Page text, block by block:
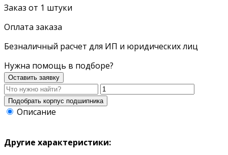
Заказ от 1 штуки
Оплата заказа
Безналичный расчет для ИП и юридических лиц
Нужна помощь в подборе?
Оставить заявку
Описание
Другие характеристики: